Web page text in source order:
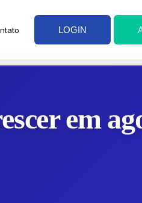
LOGIN
em